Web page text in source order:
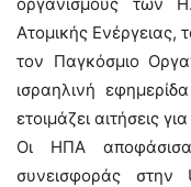
Ατομικής Ενέργειας,
τον Παγκόσμιο
ισραηλινή
ετοιμάζει αιτήσεις
Οι ΗΠΑ
συνεισφοράς στην